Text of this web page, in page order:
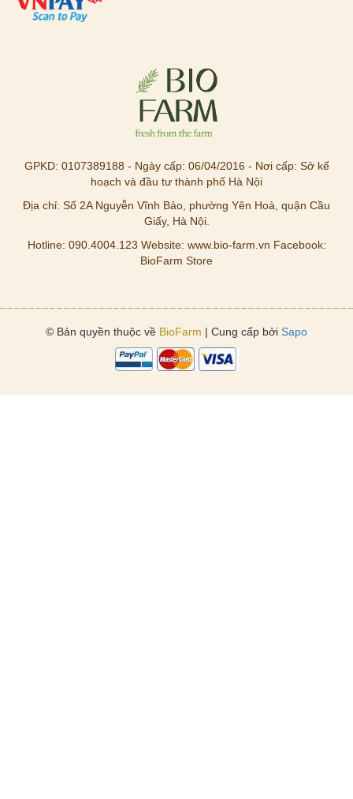
GPKD: 0107389188 - Ngày cấp: 06/04/2016 - Nơi cấp: Sở kế
hoạch và đầu tư thành phố Hà Nội
Địa chỉ: Số 2A Nguyễn Vĩnh Bảo, phường Yên Hoà, quận Cầu
Giấy, Hà Nội.
Hotline: 090.4004.123 Website: www.bio-farm.vn Facebook:
BioFarm Store
© Bản quyền thuộc về BioFarm | Cung cấp bởi Sapo